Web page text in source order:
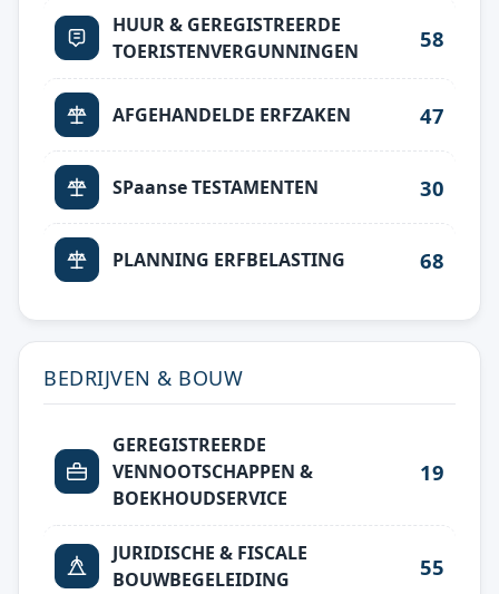
HUUR & GEREGISTREERDE
TOERISTENVERGUNNINGEN
58
AFGEHANDELDE ERFZAKEN 47
SPaanse TESTAMENTEN 30
PLANNING ERFBELASTING 68
BEDRIJVEN & BOUW
GEREGISTREERDE
VENNOOTSCHAPPEN &
BOEKHOUDSERVICE
19
JURIDISCHE & FISCALE
BOUWBEGELEIDING
55